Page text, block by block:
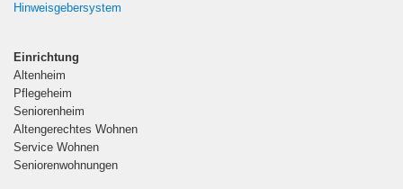
Hinweisgebersystem
Einrichtung
Altenheim
Pflegeheim
Seniorenheim
Altengerechtes Wohnen
Service Wohnen
Seniorenwohnungen